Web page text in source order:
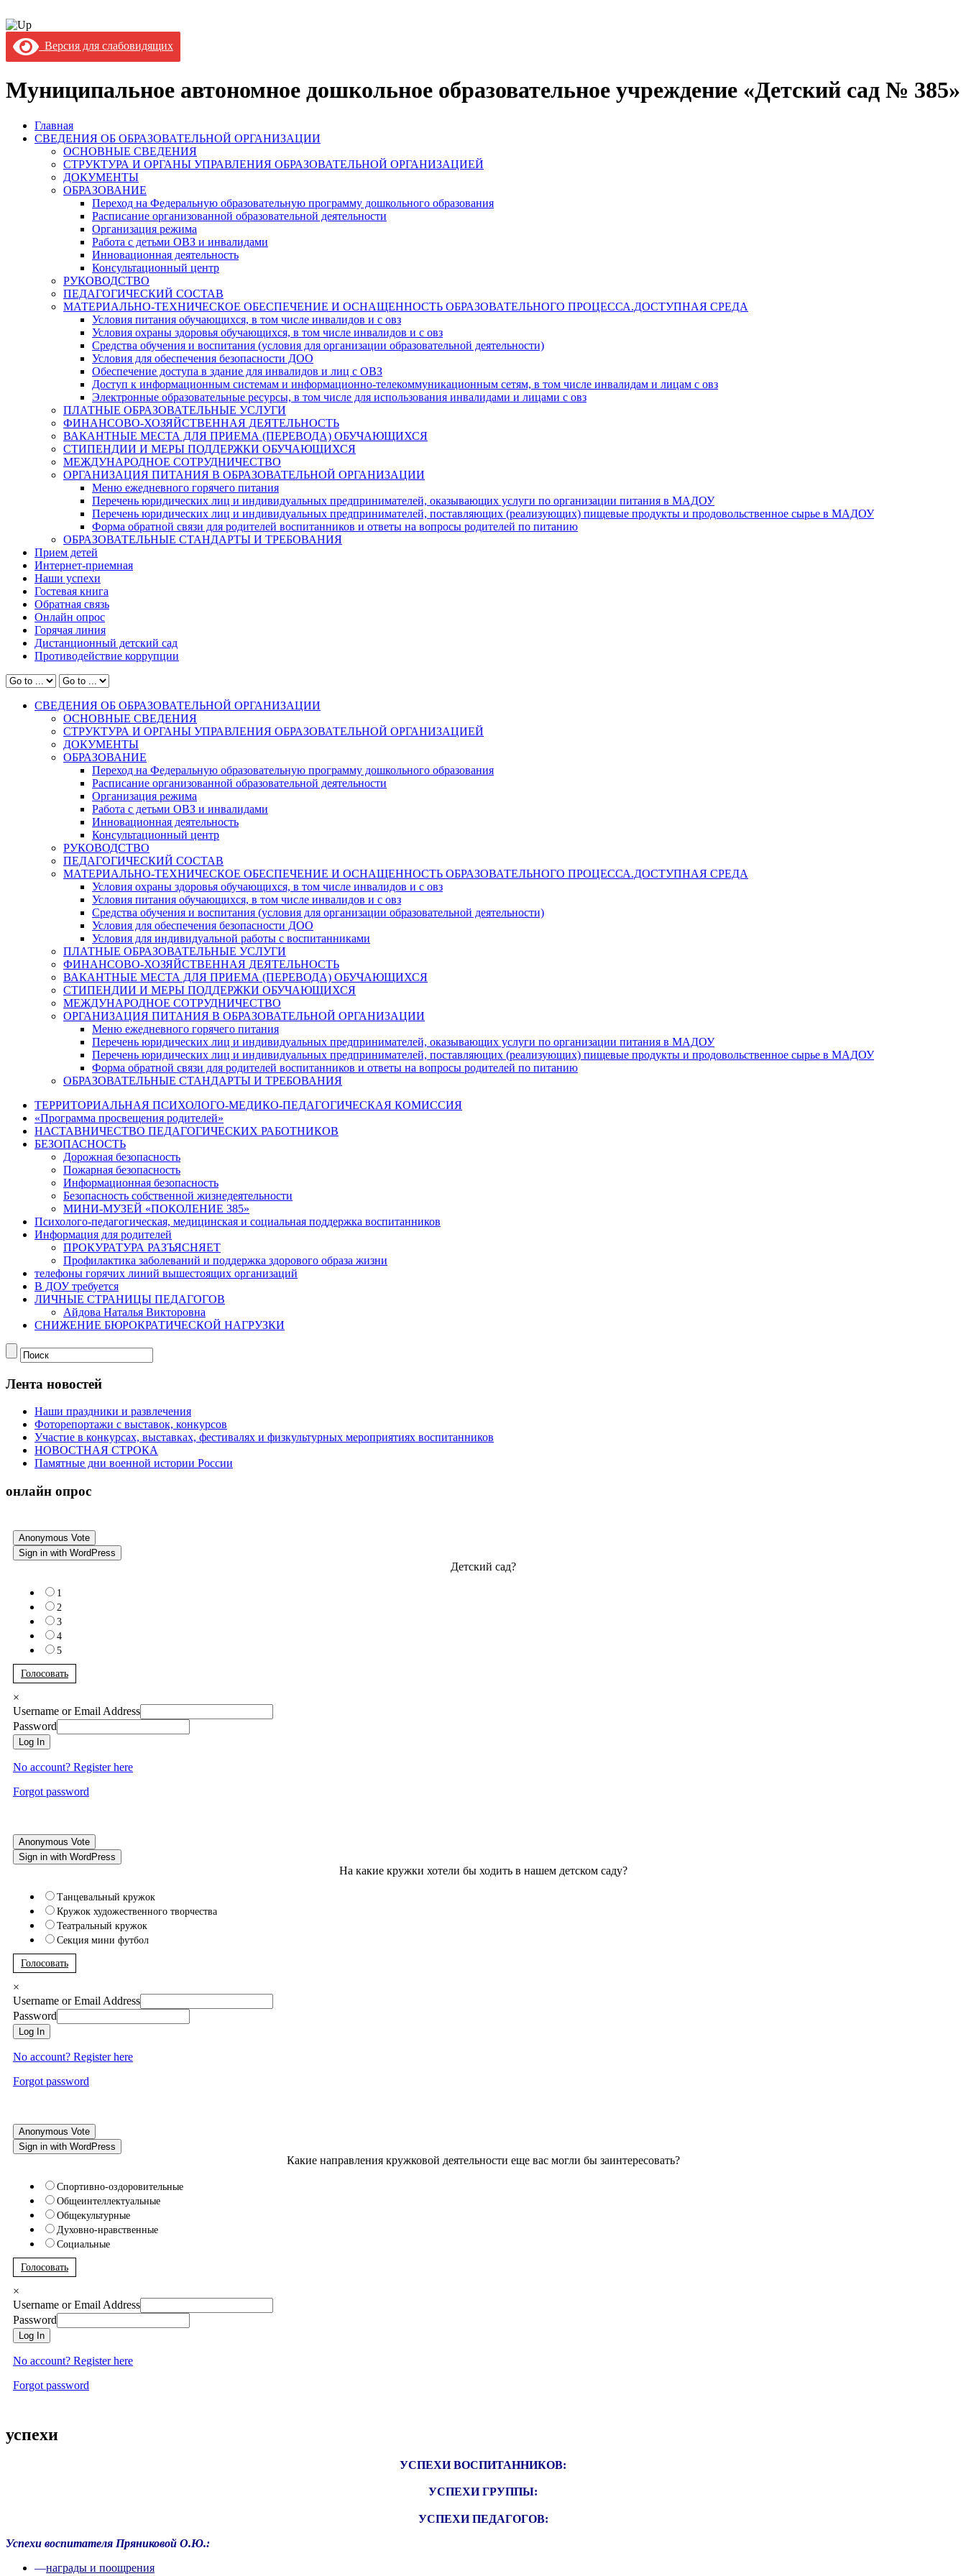
Версия для слабовидящих
Муниципальное автономное дошкольное образовательное учреждение «Детский сад № 385»
Главная
СВЕДЕНИЯ ОБ ОБРАЗОВАТЕЛЬНОЙ ОРГАНИЗАЦИИ
ОСНОВНЫЕ СВЕДЕНИЯ
СТРУКТУРА И ОРГАНЫ УПРАВЛЕНИЯ ОБРАЗОВАТЕЛЬНОЙ ОРГАНИЗАЦИЕЙ
ДОКУМЕНТЫ
ОБРАЗОВАНИЕ
Переход на Федеральную образовательную программу дошкольного образования
Расписание организованной образовательной деятельности
Организация режима
Работа с детьми ОВЗ и инвалидами
Инновационная деятельность
Консультационный центр
РУКОВОДСТВО
ПЕДАГОГИЧЕСКИЙ СОСТАВ
МАТЕРИАЛЬНО-ТЕХНИЧЕСКОЕ ОБЕСПЕЧЕНИЕ И ОСНАЩЕННОСТЬ ОБРАЗОВАТЕЛЬНОГО ПРОЦЕССА.ДОСТУПНАЯ СРЕДА
Условия питания обучающихся, в том числе инвалидов и с овз
Условия охраны здоровья обучающихся, в том числе инвалидов и с овз
Средства обучения и воспитания (условия для организации образовательной деятельности)
Условия для обеспечения безопасности ДОО
Обеспечение доступа в здание для инвалидов и лиц с ОВЗ
Доступ к информационным системам и информационно-телекоммуникационным сетям, в том числе инвалидам и лицам с овз
Электронные образовательные ресурсы, в том числе для использования инвалидами и лицами с овз
ПЛАТНЫЕ ОБРАЗОВАТЕЛЬНЫЕ УСЛУГИ
ФИНАНСОВО-ХОЗЯЙСТВЕННАЯ ДЕЯТЕЛЬНОСТЬ
ВАКАНТНЫЕ МЕСТА ДЛЯ ПРИЕМА (ПЕРЕВОДА) ОБУЧАЮЩИХСЯ
СТИПЕНДИИ И МЕРЫ ПОДДЕРЖКИ ОБУЧАЮЩИХСЯ
МЕЖДУНАРОДНОЕ СОТРУДНИЧЕСТВО
ОРГАНИЗАЦИЯ ПИТАНИЯ В ОБРАЗОВАТЕЛЬНОЙ ОРГАНИЗАЦИИ
Меню ежедневного горячего питания
Перечень юридических лиц и индивидуальных предпринимателей, оказывающих услуги по организации питания в МАДОУ
Перечень юридических лиц и индивидуальных предпринимателей, поставляющих (реализующих) пищевые продукты и продовольственное сырье в МАДОУ
Форма обратной связи для родителей воспитанников и ответы на вопросы родителей по питанию
ОБРАЗОВАТЕЛЬНЫЕ СТАНДАРТЫ И ТРЕБОВАНИЯ
Прием детей
Интернет-приемная
Наши успехи
Гостевая книга
Обратная связь
Онлайн опрос
Горячая линия
Дистанционный детский сад
Противодействие коррупции
СВЕДЕНИЯ ОБ ОБРАЗОВАТЕЛЬНОЙ ОРГАНИЗАЦИИ
ОСНОВНЫЕ СВЕДЕНИЯ
СТРУКТУРА И ОРГАНЫ УПРАВЛЕНИЯ ОБРАЗОВАТЕЛЬНОЙ ОРГАНИЗАЦИЕЙ
ДОКУМЕНТЫ
ОБРАЗОВАНИЕ
Переход на Федеральную образовательную программу дошкольного образования
Расписание организованной образовательной деятельности
Организация режима
Работа с детьми ОВЗ и инвалидами
Инновационная деятельность
Консультационный центр
РУКОВОДСТВО
ПЕДАГОГИЧЕСКИЙ СОСТАВ
МАТЕРИАЛЬНО-ТЕХНИЧЕСКОЕ ОБЕСПЕЧЕНИЕ И ОСНАЩЕННОСТЬ ОБРАЗОВАТЕЛЬНОГО ПРОЦЕССА.ДОСТУПНАЯ СРЕДА
Условия охраны здоровья обучающихся, в том числе инвалидов и с овз
Условия питания обучающихся, в том числе инвалидов и с овз
Средства обучения и воспитания (условия для организации образовательной деятельности)
Условия для обеспечения безопасности ДОО
Условия для индивидуальной работы с воспитанниками
ПЛАТНЫЕ ОБРАЗОВАТЕЛЬНЫЕ УСЛУГИ
ФИНАНСОВО-ХОЗЯЙСТВЕННАЯ ДЕЯТЕЛЬНОСТЬ
ВАКАНТНЫЕ МЕСТА ДЛЯ ПРИЕМА (ПЕРЕВОДА) ОБУЧАЮЩИХСЯ
СТИПЕНДИИ И МЕРЫ ПОДДЕРЖКИ ОБУЧАЮЩИХСЯ
МЕЖДУНАРОДНОЕ СОТРУДНИЧЕСТВО
ОРГАНИЗАЦИЯ ПИТАНИЯ В ОБРАЗОВАТЕЛЬНОЙ ОРГАНИЗАЦИИ
Меню ежедневного горячего питания
Перечень юридических лиц и индивидуальных предпринимателей, оказывающих услуги по организации питания в МАДОУ
Перечень юридических лиц и индивидуальных предпринимателей, поставляющих (реализующих) пищевые продукты и продовольственное сырье в МАДОУ
Форма обратной связи для родителей воспитанников и ответы на вопросы родителей по питанию
ОБРАЗОВАТЕЛЬНЫЕ СТАНДАРТЫ И ТРЕБОВАНИЯ
ТЕРРИТОРИАЛЬНАЯ ПСИХОЛОГО-МЕДИКО-ПЕДАГОГИЧЕСКАЯ КОМИССИЯ
«Программа просвещения родителей»
НАСТАВНИЧЕСТВО ПЕДАГОГИЧЕСКИХ РАБОТНИКОВ
БЕЗОПАСНОСТЬ
Дорожная безопасность
Пожарная безопасность
Информационная безопасность
Безопасность собственной жизнедеятельности
МИНИ-МУЗЕЙ «ПОКОЛЕНИЕ 385»
Психолого-педагогическая, медицинская и социальная поддержка воспитанников
Информация для родителей
ПРОКУРАТУРА РАЗЪЯСНЯЕТ
Профилактика заболеваний и поддержка здорового образа жизни
телефоны горячих линий вышестоящих организаций
В ДОУ требуется
ЛИЧНЫЕ СТРАНИЦЫ ПЕДАГОГОВ
Айдова Наталья Викторовна
СНИЖЕНИЕ БЮРОКРАТИЧЕСКОЙ НАГРУЗКИ
Лента новостей
Наши праздники и развлечения
Фоторепортажи с выставок, конкурсов
Участие в конкурсах, выставках, фестивалях и физкультурных мероприятиях воспитанников
НОВОСТНАЯ СТРОКА
Памятные дни военной истории России
онлайн опрос
Anonymous Vote
Sign in with WordPress
Детский сад?
1
2
3
4
5
Голосовать
×
Username or Email Address
Password
Log In
No account? Register here
Forgot password
Anonymous Vote
Sign in with WordPress
На какие кружки хотели бы ходить в нашем детском саду?
Танцевальный кружок
Кружок художественного творчества
Театральный кружок
Секция мини футбол
Голосовать
×
Username or Email Address
Password
Log In
No account? Register here
Forgot password
Anonymous Vote
Sign in with WordPress
Какие направления кружковой деятельности еще вас могли бы заинтересовать?
Спортивно-оздоровительные
Общеинтеллектуальные
Общекультурные
Духовно-нравственные
Социальные
Голосовать
×
Username or Email Address
Password
Log In
No account? Register here
Forgot password
успехи
УСПЕХИ ВОСПИТАННИКОВ:
УСПЕХИ ГРУППЫ:
УСПЕХИ ПЕДАГОГОВ:
Успехи воспитателя Пряниковой О.Ю.:
—награды и поощрения